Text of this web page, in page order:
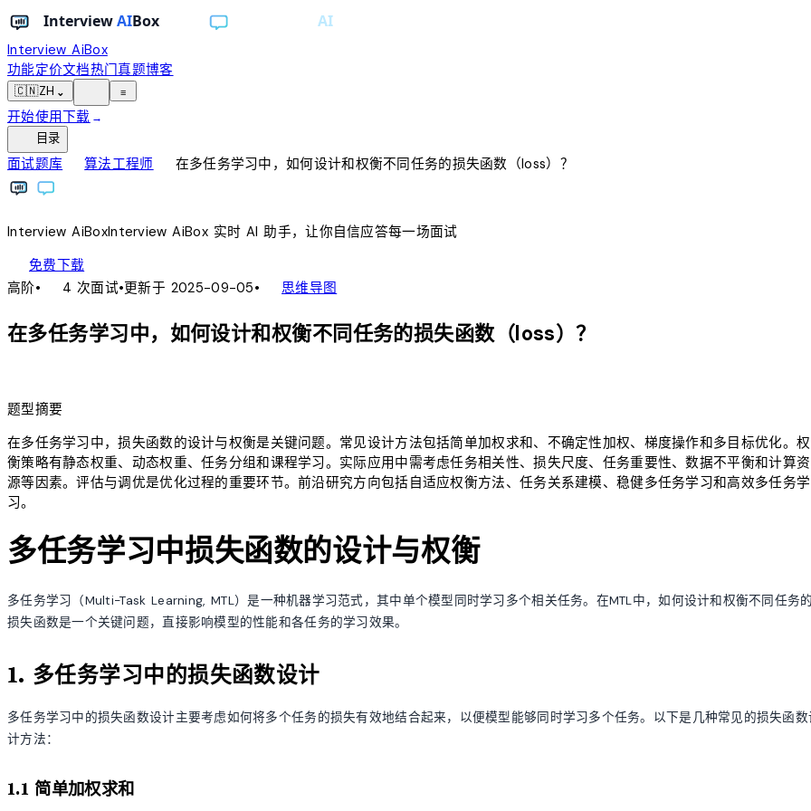
Interview AiBox
功能定价文档热门真题博客
🇨🇳ZH ⌄ ≡
开始使用下载 →
目录
面试题库chevron_right算法工程师chevron_right 在多任务学习中，如何设计和权衡不同任务的损失函数（loss）？
InterviewAiBoxInterviewAiBox实时 AI 助手，让你自信应答每一场面试
免费下载
高阶• 4 次面试•更新于 2025-09-05• account_tree思维导图
在多任务学习中，如何设计和权衡不同任务的损失函数（loss）？
题型摘要
在多任务学习中，损失函数的设计与权衡是关键问题。常见设计方法包括简单加权求和、不确定性加权、梯度操作和多目标优化。权
衡策略有静态权重、动态权重、任务分组和课程学习。实际应用中需考虑任务相关性、损失尺度、任务重要性、数据不平衡和计算资
源等因素。评估与调优是优化过程的重要环节。前沿研究方向包括自适应权衡方法、任务关系建模、稳健多任务学习和高效多任务学
习。
多任务学习中损失函数的设计与权衡
多任务学习（Multi-Task Learning, MTL）是一种机器学习范式，其中单个模型同时学习多个相关任务。在MTL中，如何设计和权衡不同任务
损失函数是一个关键问题，直接影响模型的性能和各任务的学习效果。
1. 多任务学习中的损失函数设计
多任务学习中的损失函数设计主要考虑如何将多个任务的损失有效地结合起来，以便模型能够同时学习多个任务。以下是几种常见的损失函数
计方法：
1.1 简单加权求和